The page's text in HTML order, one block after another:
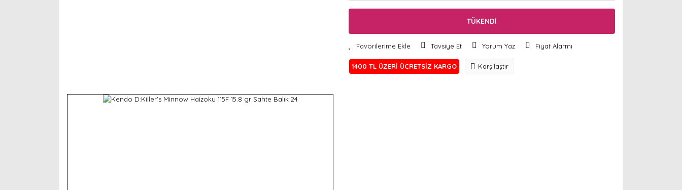
TÜKENDİ
Tavsiye Et Yorum Yaz Fiyat Alarmı
1400 TL ÜZERİ ÜCRETSİZ KARGO Karşılaştır